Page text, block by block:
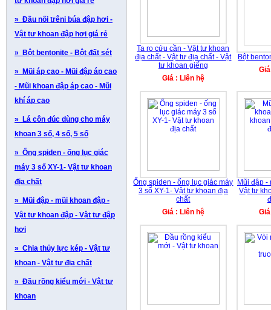
» Đầu nối trêni búa đập hơi -
Vật tư khoan đập hơi giá rẻ
» Bột bentonite - Bột đất sét
» Mũi áp cao - Mũi đập áp cao
- Mũi khoan đập áp cao - Mũi
khí áp cao
» Lá côn đúc dùng cho máy
khoan 3 số, 4 số, 5 số
» Ống spiden - ống lục giác
máy 3 số XY-1- Vật tư khoan
địa chất
» Mũi đập - mũi khoan đập -
Vật tư khoan đập - Vật tư đập
hơi
» Chia thủy lực kép - Vật tư
khoan - Vật tư địa chất
» Đầu rồng kiểu mới - Vật tư
khoan
Ta ro cứu cần - Vật tư khoan
địa chất - Vật tư địa chất - Vật
tư khoan giếng
Giá : Liên hệ
Bột
Ống spiden - ống lục giác máy
3 số XY-1- Vật tư khoan địa
chất
Giá : Liên hệ
Mũi đập -
Vật tư